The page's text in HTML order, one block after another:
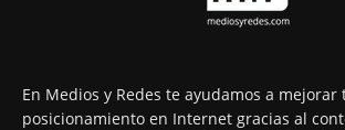
En Medios y Redes te ayudamos a mejorar
posicionamiento en Internet gracias al